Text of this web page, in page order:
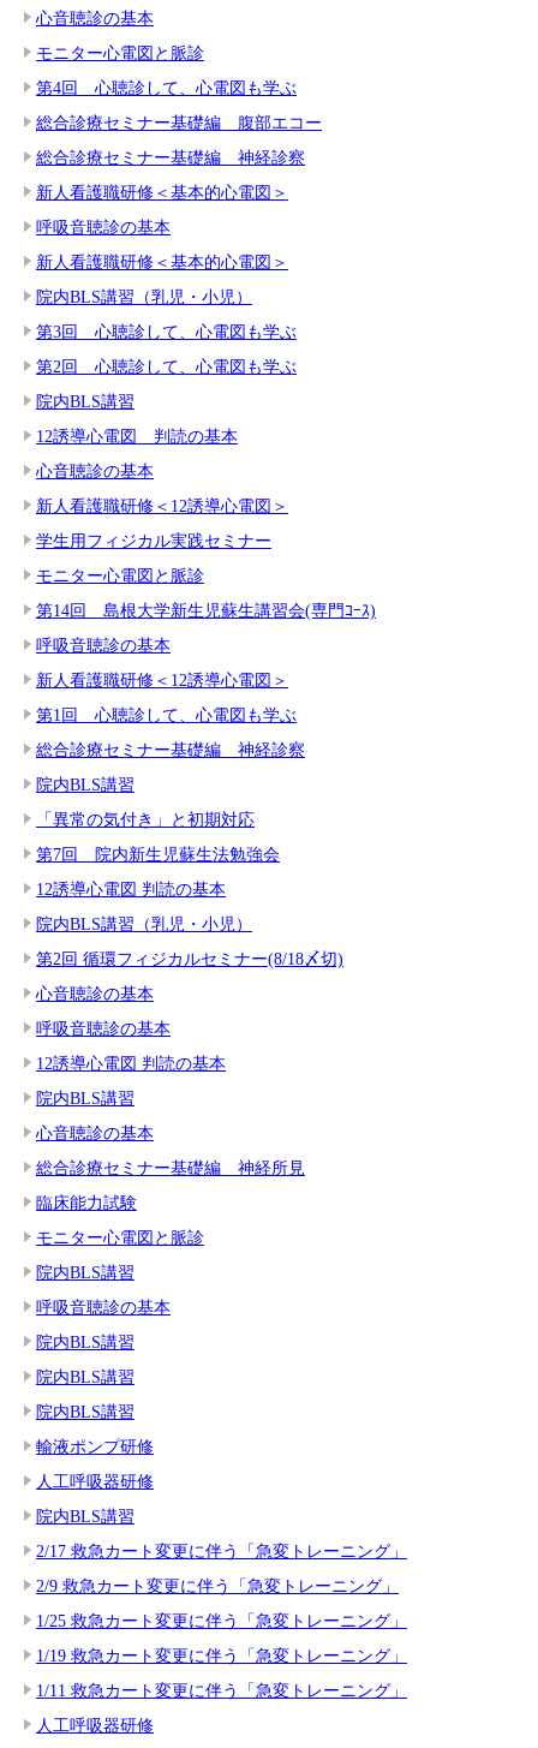
心音聴診の基本
モニター心電図と脈診
第4回 心聴診して、心電図も学ぶ
総合診療セミナー基礎編 腹部エコー
総合診療セミナー基礎編 神経診察
新人看護職研修＜基本的心電図＞
呼吸音聴診の基本
新人看護職研修＜基本的心電図＞
院内BLS講習（乳児・小児）
第3回 心聴診して、心電図も学ぶ
第2回 心聴診して、心電図も学ぶ
院内BLS講習
12誘導心電図 判読の基本
心音聴診の基本
新人看護職研修＜12誘導心電図＞
学生用フィジカル実践セミナー
モニター心電図と脈診
第14回 島根大学新生児蘇生講習会(専門ｺｰｽ)
呼吸音聴診の基本
新人看護職研修＜12誘導心電図＞
第1回 心聴診して、心電図も学ぶ
総合診療セミナー基礎編 神経診察
院内BLS講習
「異常の気付き」と初期対応
第7回 院内新生児蘇生法勉強会
12誘導心電図 判読の基本
院内BLS講習（乳児・小児）
第2回 循環フィジカルセミナー(8/18〆切)
心音聴診の基本
呼吸音聴診の基本
12誘導心電図 判読の基本
院内BLS講習
心音聴診の基本
総合診療セミナー基礎編 神経所見
臨床能力試験
モニター心電図と脈診
院内BLS講習
呼吸音聴診の基本
院内BLS講習
院内BLS講習
院内BLS講習
輸液ポンプ研修
人工呼吸器研修
院内BLS講習
2/17 救急カート変更に伴う「急変トレーニング」
2/9 救急カート変更に伴う「急変トレーニング」
1/25 救急カート変更に伴う「急変トレーニング」
1/19 救急カート変更に伴う「急変トレーニング」
1/11 救急カート変更に伴う「急変トレーニング」
人工呼吸器研修